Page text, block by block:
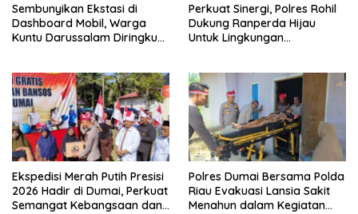
Sembunyikan Ekstasi di
Dashboard Mobil, Warga
Kuntu Darussalam Diringkus
Perkuat Sinergi, Polres Rohil
Dukung Ranperda Hijau
Untuk Lingkungan
Ekspedisi Merah Putih Presisi
2026 Hadir di Dumai, Perkuat
Semangat Kebangsaan dan
Polres Dumai Bersama Polda
Riau Evakuasi Lansia Sakit
Menahun dalam Kegiatan